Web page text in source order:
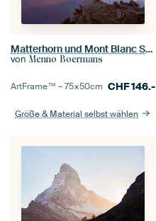
Matterhorn und Mont Blanc Sonnenuntergang
von Menno Boermans
ArtFrame™ –75×50cm CHF146.-
Größe & Material selbst wählen